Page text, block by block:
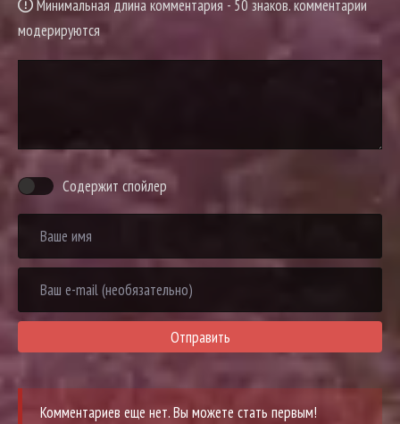
Минимальная длина комментария - 50 знаков. комментарии
модерируются
Содержит спойлер
Отправить
Комментариев еще нет. Вы можете стать первым!